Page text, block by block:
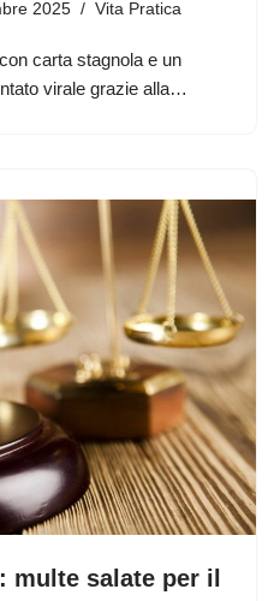
2025 Vita Pratica
carta stagnola e un
virale grazie alla…
multe salate per il